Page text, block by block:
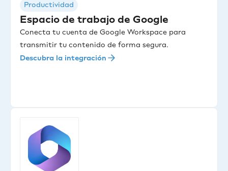
Productividad
Espacio de trabajo de Google
Conecta tu cuenta de Google Workspace para
transmitir tu contenido de forma segura.
Descubra la integración